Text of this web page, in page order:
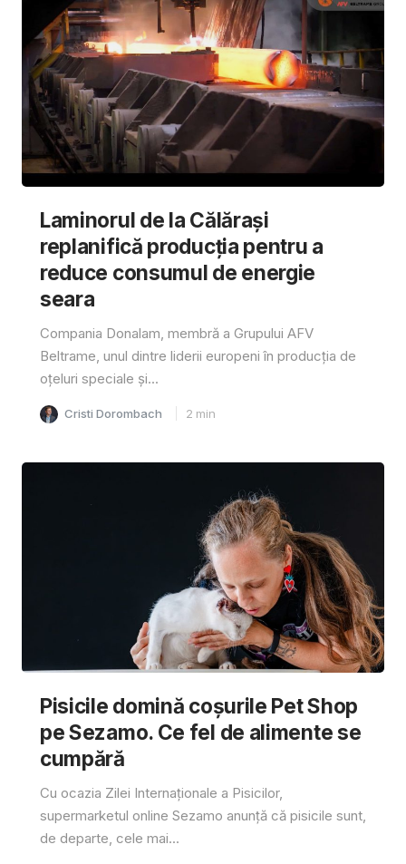
Laminorul de la Călărași
replanifică producția pentru a
reduce consumul de energie
seara
Compania Donalam, membră a Grupului AFV
Beltrame, unul dintre liderii europeni în producția de
oțeluri speciale și...
Cristi Dorombach 2 min
Pisicile domină coșurile Pet Shop
pe Sezamo. Ce fel de alimente se
cumpără
Cu ocazia Zilei Internaționale a Pisicilor,
supermarketul online Sezamo anunță că pisicile sunt,
de departe, cele mai...